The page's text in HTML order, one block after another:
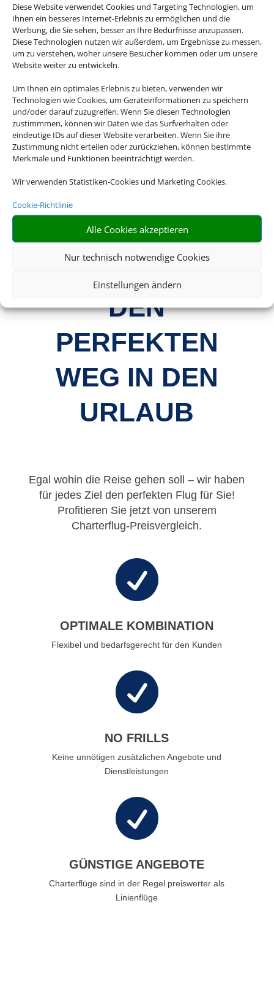
Diese Website verwendet Cookies und Targeting Technologien, um
Ihnen ein besseres Internet-Erlebnis zu ermöglichen und die
Werbung, die Sie sehen, besser an Ihre Bedürfnisse anzupassen.
Diese Technologien nutzen wir außerdem, um Ergebnisse zu messen,
um zu verstehen, woher unsere Besucher kommen oder um unsere
Website weiter zu entwickeln.
Um Ihnen ein optimales Erlebnis zu bieten, verwenden wir
Technologien wie Cookies, um Geräteinformationen zu speichern
und/oder darauf zuzugreifen. Wenn Sie diesen Technologien
zustimmmen, können wir Daten wie das Surfverhalten oder
eindeutige IDs auf dieser Website verarbeiten. Wenn Sie ihre
Zustimmung nicht erteilen oder zurückziehen, können bestimmte
Merkmale und Funktionen beeinträchtigt werden.
Wir verwenden Statistiken-Cookies und Marketing Cookies.
Cookie-Richtlinie
Alle Cookies akzeptieren
Nur technisch notwendige Cookies
Einstellungen ändern
Um diesen Inhalt darzustellen, aktivieren Sie bitte die Cookies. Es
werden ggf. personenbezogene Daten verarbeitet.
Cookies akzeptieren
IHR FLUG-
EXPERTE FÜR
DEN
PERFEKTEN
WEG IN DEN
URLAUB
Egal wohin die Reise gehen soll – wir haben
für jedes Ziel den perfekten Flug für Sie!
Profitieren Sie jetzt von unserem
Charterflug-Preisvergleich.

OPTIMALE KOMBINATION
Flexibel und bedarfsgerecht für den Kunden

NO FRILLS
Keine unnötigen zusätzlichen Angebote und
Dienstleistungen

GÜNSTIGE ANGEBOTE
Charterflüge sind in der Regel preiswerter als
Linienflüge